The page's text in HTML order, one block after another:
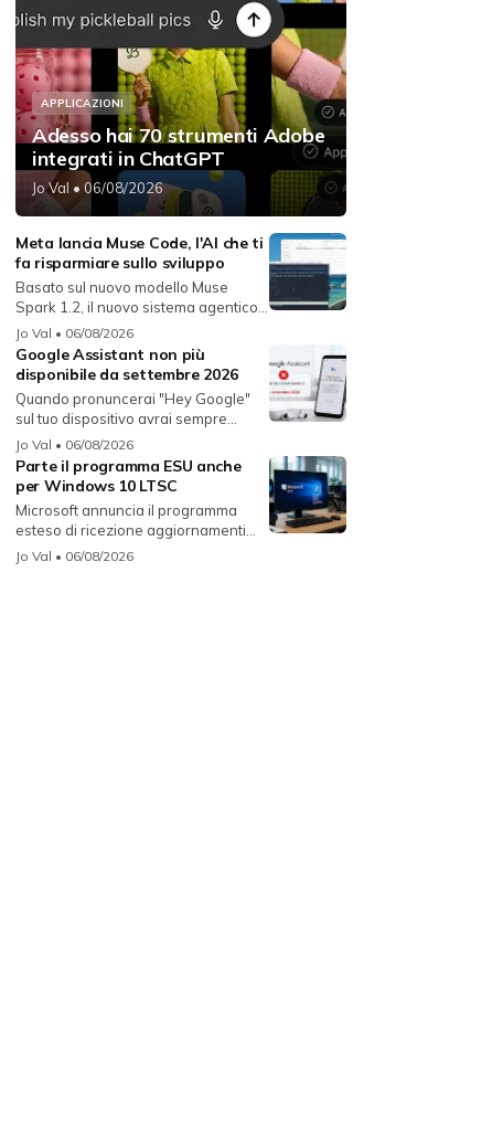
APPLICAZIONI
Adesso hai 70 strumenti Adobe
integrati in ChatGPT
Jo Val • 06/08/2026
Meta lancia Muse Code, l'AI che ti
fa risparmiare sullo sviluppo
Basato sul nuovo modello Muse
Spark 1.2, il nuovo sistema agentico
fun...
Jo Val • 06/08/2026
Google Assistant non più
disponibile da settembre 2026
Quando pronuncerai "Hey Google"
sul tuo dispositivo avrai sempre
Gemin...
Jo Val • 06/08/2026
Parte il programma ESU anche
per Windows 10 LTSC
Microsoft annuncia il programma
esteso di ricezione aggiornamenti
per...
Jo Val • 06/08/2026